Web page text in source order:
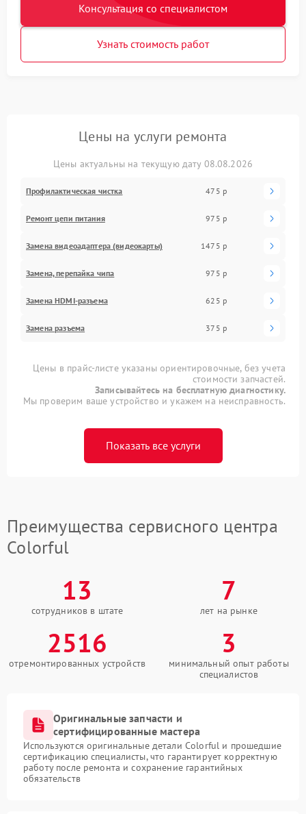
Консультация со специалистом
Узнать стоимость работ
Цены на услуги ремонта
Цены актуальны на текущую дату 08.08.2026
Профилактическая чистка 475 р
Ремонт цепи питания 975 р
Замена видеоадаптера (видеокарты) 1475 р
Замена, перепайка чипа 975 р
Замена HDMI-разъема 625 р
Замена разъема 375 р
Цены в прайс-листе указаны ориентировочные, без учета
стоимости запчастей.
Записывайтесь на бесплатную диагностику.
Мы проверим ваше устройство и укажем на неисправность.
Показать все услуги
Преимущества сервисного центра
Colorful
13
сотрудников в штате
7
лет на рынке
2516
отремонтированных устройств
3
минимальный опыт работы
специалистов
Оригинальные запчасти и
сертифицированные мастера
Используются оригинальные детали Colorful и прошедшие
сертификацию специалисты, что гарантирует корректную
работу после ремонта и сохранение гарантийных
обязательств